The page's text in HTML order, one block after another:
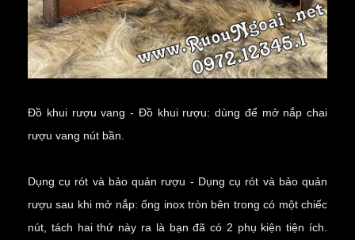
Đồ khui rượu vang - Đồ khui rượu: dùng để mở nắp chai
rượu vang nút bần.
Dụng cụ rót và bảo quản rượu - Dụng cụ rót và bảo quản
rượu sau khi mở nắp: ống inox tròn bên trong có một chiếc
nút, tách hai thứ này ra là bạn đã có 2 phụ kiện tiện ích.